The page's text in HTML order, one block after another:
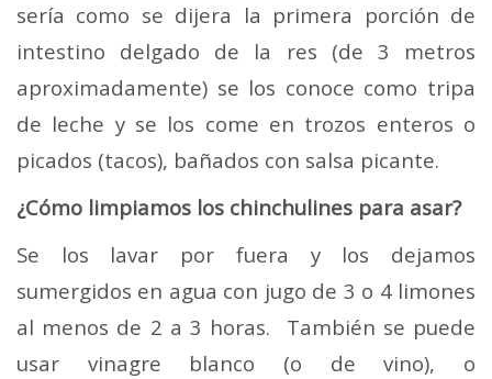
sería como se dijera la primera porción de
intestino delgado de la res (de 3 metros
aproximadamente) se los conoce como tripa
de leche y se los come en trozos enteros o
picados (tacos), bañados con salsa picante.
¿Cómo limpiamos los chinchulines para asar?
Se los lavar por fuera y los dejamos
sumergidos en agua con jugo de 3 o 4 limones
al menos de 2 a 3 horas. También se puede
usar vinagre blanco (o de vino), o